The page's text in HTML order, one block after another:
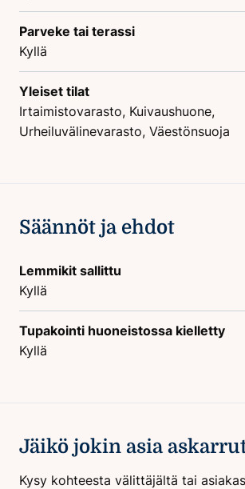
Parveke tai terassi
Kyllä
Yleiset tilat
Irtaimistovarasto, Kuivaushuone,
Urheiluvälinevarasto, Väestönsuoja
Säännöt ja ehdot
Lemmikit sallittu
Kyllä
Tupakointi huoneistossa kielletty
Kyllä
Jäikö jokin asia
Kysy kohteesta välittäjältä tai